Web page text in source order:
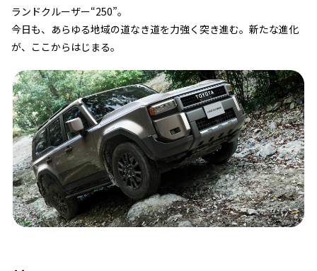
ランドクルーザー“250”。
今日も、あらゆる地域の道なき道を力強く突き進む。新たな進化
が、ここからはじまる。